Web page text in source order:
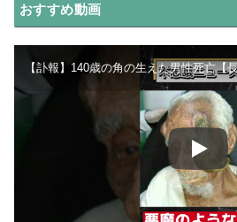
おすすめ動画
【訃報】140歳の角の生えた男性死亡【長